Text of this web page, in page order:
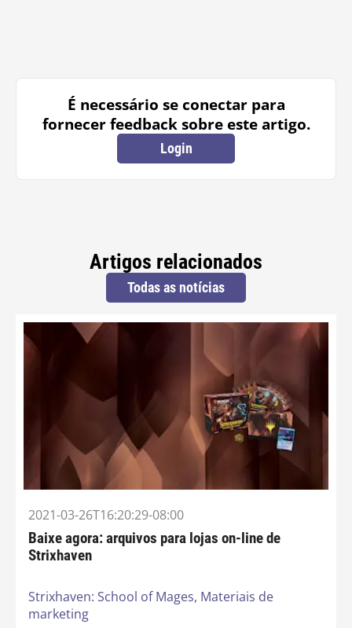
É necessário se conectar para
fornecer feedback sobre este artigo.
Login
Artigos relacionados
Todas as notícias
2021-03-26T16:20:29-08:00
Baixe agora: arquivos para lojas on-line de
Strixhaven
Strixhaven: School of Mages, Materiais de
marketing